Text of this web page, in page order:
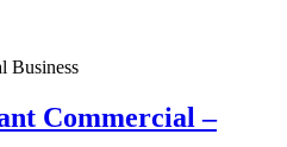
Business
Commercial –